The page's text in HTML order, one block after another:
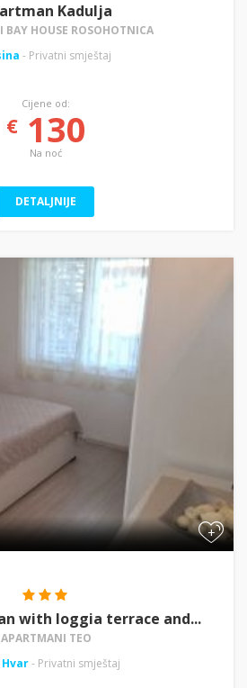
Kadulja
BAY HOUSE ROSOHOTNICA
- Privatni smještaj
Cijene od:
€130
Na noć
DETALJNIJE
+
with loggia terrace and...
APARTMANI TEO
Hvar- Privatni smještaj